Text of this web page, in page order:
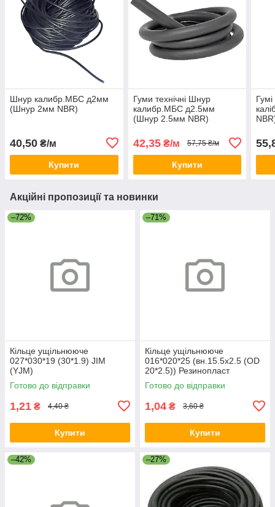
Шнур калибр.МБС д2мм
(Шнур 2мм NBR)
40,50 ₴/м
Купити
Гуми технічні Шнур
калибр.МБС д2.5мм
(Шнур 2.5мм NBR)
42,35₴/м 57,75 ₴/м
Купити
Акційні пропозиції та новинки
–72%
Кільце ущільнююче
027*030*19 (30*1.9) JIM
(YJM)
Готово до відправки
1,21 ₴ 4,40 ₴
Купити
–71%
Кільце ущільнююче
016*020*25 (вн.15.5х2.5 (OD
20*2.5)) Резинопласт
Готово до відправки
1,04 ₴ 3,60 ₴
Купити
–42% –27%